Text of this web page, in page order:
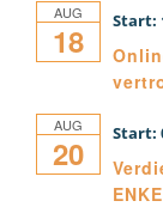
AUG
18
AUG
20